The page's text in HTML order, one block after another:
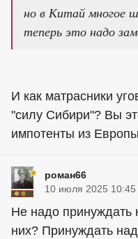
но в Китай многое
теперь это надо
И как матрасники
"силу Сибири"? Вы
импотенты из
роман66
10 июля 2025 10:45
Не надо принуждать
них? Принуждать